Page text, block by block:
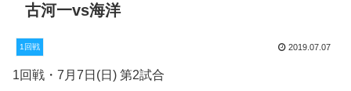
古河一vs海洋
1回戦 2019.07.07
1回戦・7月7日(日) 第2試合